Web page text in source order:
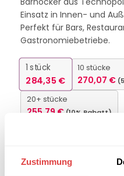
Zustimmung
Einsatz in Innen- und
Perfekt für Bars,
Gastronomiebetriebe.
1 stück
284,35 €
10 stücke
270,07 €
20+ stücke
255,79 € (10% Rabatt)